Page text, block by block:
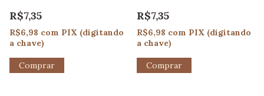
R$7,35
R$6,98 com PIX (digitando
a chave)
R$7,35
R$6,98 com PIX (digitando
a chave)